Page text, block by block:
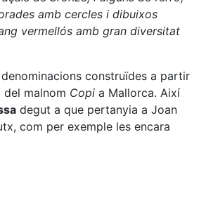
amb cercles i dibuixos
vermellós amb gran diversitat
construïdes a partir
malnom Copi a Mallorca. Així
degut a que pertanyia a Joan
com per exemple les encara